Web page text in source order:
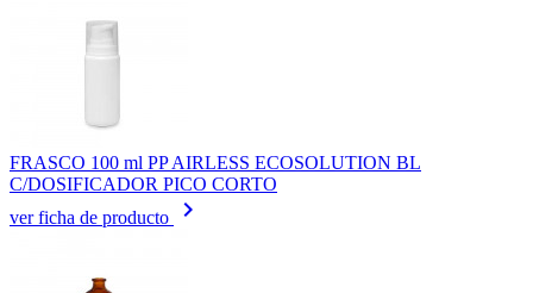
FRASCO 100 ml PP AIRLESS ECOSOLUTION BL
C/DOSIFICADOR PICO CORTO
ver ficha de producto
keyboard_arrow_right